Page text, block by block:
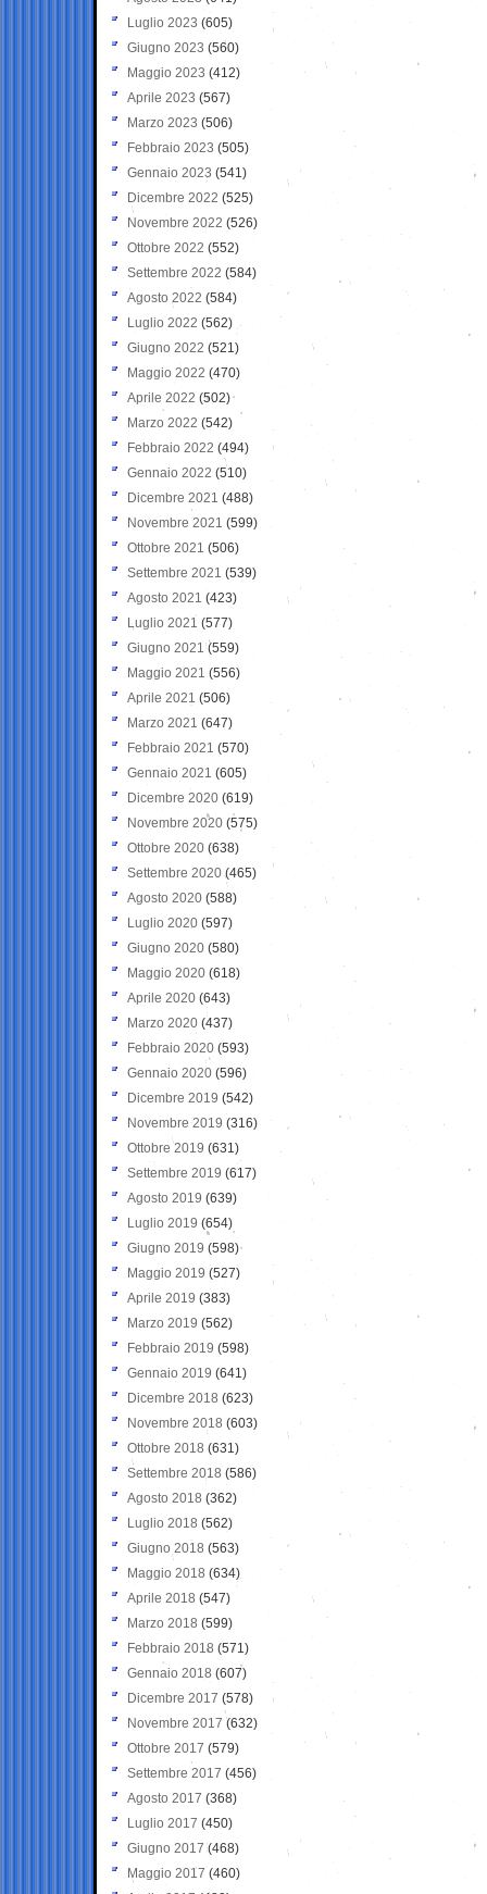
Luglio 2023 (605)
Giugno 2023 (560)
Maggio 2023 (412)
Aprile 2023 (567)
Marzo 2023 (506)
Febbraio 2023 (505)
Gennaio 2023 (541)
Dicembre 2022 (525)
Novembre 2022 (526)
Ottobre 2022 (552)
Settembre 2022 (584)
Agosto 2022 (584)
Luglio 2022 (562)
Giugno 2022 (521)
Maggio 2022 (470)
Aprile 2022 (502)
Marzo 2022 (542)
Febbraio 2022 (494)
Gennaio 2022 (510)
Dicembre 2021 (488)
Novembre 2021 (599)
Ottobre 2021 (506)
Settembre 2021 (539)
Agosto 2021 (423)
Luglio 2021 (577)
Giugno 2021(559)
Maggio 2021 (556)
Aprile 2021 (506)
Marzo 2021 (647)
Febbraio 2021 (570)
Gennaio 2021 (605)
Dicembre 2020 (619)
Novembre 2020 (575)
Ottobre 2020 (638)
Settembre 2020(465)
Agosto 2020 (588)
Luglio 2020 (597)
Giugno 2020 (580)
Maggio 2020 (618)
Aprile 2020 (643)
Marzo 2020 (437)
Febbraio 2020 (593)
Gennaio 2020 (596)
Dicembre 2019 (542)
Novembre 2019 (316)
Ottobre 2019 (631)
Settembre 2019 (617)
Agosto 2019 (639)
Luglio 2019 (654)
Giugno 2019 (598)
Maggio 2019 (527)
Aprile 2019 (383)
Marzo 2019 (562)
Febbraio 2019 (598)
Gennaio 2019 (641)
Dicembre 2018 (623)
Novembre 2018 (603)
Ottobre 2018 (631)
Settembre 2018 (586)
Agosto 2018 (362)
Luglio 2018 (562)
Giugno 2018 (563)
Maggio 2018 (634)
Aprile 2018 (547)
Marzo 2018 (599)
Febbraio 2018 (571)
Gennaio 2018 (607)
Dicembre 2017 (578)
Novembre 2017 (632)
Ottobre 2017 (579)
Settembre 2017 (456)
Agosto 2017 (368)
Luglio 2017 (450)
Giugno 2017 (468)
Maggio 2017 (460)